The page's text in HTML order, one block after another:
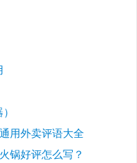
用外卖评语大全
锅好评怎么写？